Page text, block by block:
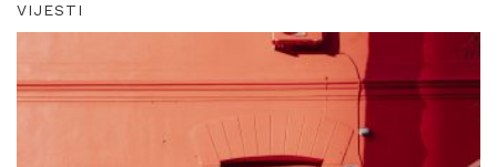
VIJESTI